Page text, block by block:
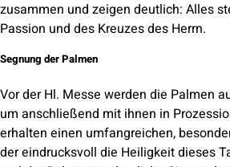
zusammen und zeigen deutlich: Alles
Passion und des Kreuzes des Herrn.
Segnung der Palmen
Vor der Hl. Messe werden die Palmen
um anschließend mit ihnen in
erhalten einen umfangreichen,
der eindrucksvoll die Heiligkeit dieses